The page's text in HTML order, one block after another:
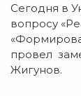
Сегодня в
вопросу
провел
Жигунов.